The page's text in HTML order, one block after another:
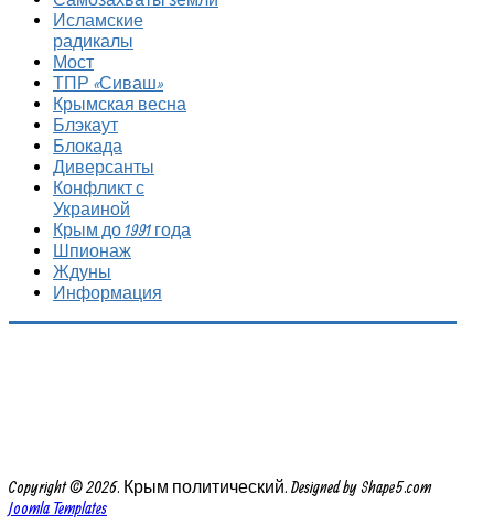
Исламские
радикалы
Мост
ТПР «Сиваш»
Крымская весна
Блэкаут
Блокада
Диверсанты
Конфликт с
Украиной
Крым до 1991 года
Шпионаж
Ждуны
Информация
Copyright © 2026. Крым политический. Designed by Shape5.com
Joomla Templates